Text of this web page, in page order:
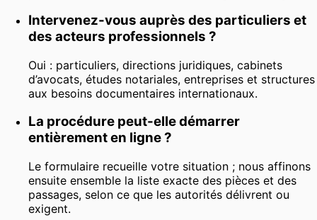
Intervenez-vous auprès des particuliers et
des acteurs professionnels ?
Oui : particuliers, directions juridiques, cabinets
d’avocats, études notariales, entreprises et structures
aux besoins documentaires internationaux.
La procédure peut-elle démarrer
entièrement en ligne ?
Le formulaire recueille votre situation ; nous affinons
ensuite ensemble la liste exacte des pièces et des
passages, selon ce que les autorités délivrent ou
exigent.